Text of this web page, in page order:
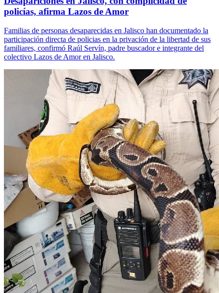
policías, afirma Lazos de Amor
Familias de personas desaparecidas en Jalisco han documentado la
participación directa de policias en la privación de la libertad de sus
familiares, confirmó Raúl Servín, padre buscador e integrante del
colectivo Lazos de Amor en Jalisco.